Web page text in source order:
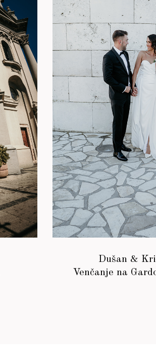
Dušan &
Venčanje na